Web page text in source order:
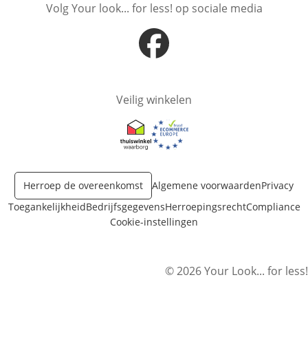
Volg Your look... for less! op sociale media
Opent in nieuw venster
Veilig winkelen
Opent in nieuw venster
Opent in nieuw venster
Herroep de overeenkomst Algemene voorwaardenPrivacy
ToegankelijkheidBedrijfsgegevensHerroepingsrechtCompliance
Cookie-instellingen
© 2026 Your Look... for less!